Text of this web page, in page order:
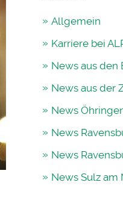
Allgemein
Karriere bei
News aus den
News aus der
News
News
News
News Sulz am